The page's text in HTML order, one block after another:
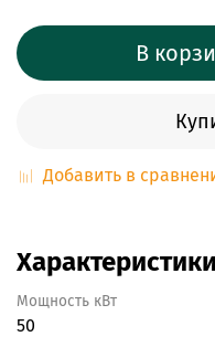
В
Добавить в
Характеристики
Мощность кВт
50